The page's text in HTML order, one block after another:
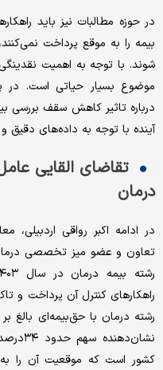
در حوزه مطالبات نیز باید
بیمه را به موقع پرداخت
شوند. با توجه به اهمیت
موضوع بسیار حیاتی است. در
درباره تاثیر کاهش سقف بررسی
آینده با توجه به داده‌های دقیق
تقاضای القایی
درمان
در ادامه اکبر رواقی
تعاون و عضو میز تخصصی
کشور است که موقعیت آن را به